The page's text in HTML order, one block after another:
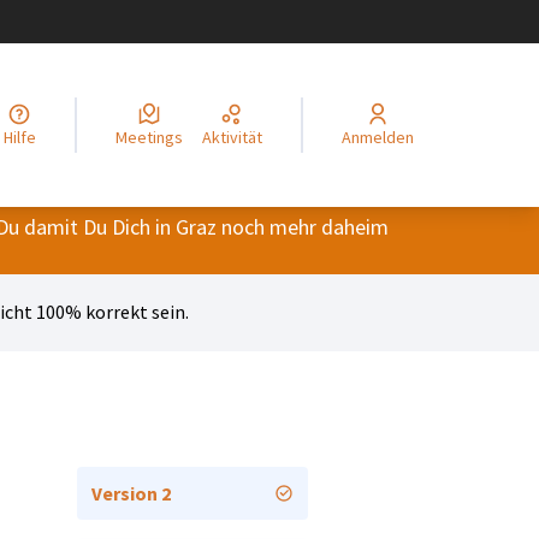
el idioma Choisir la langueAlege limba Izberi jezikOdaberite jezik
Hilfe Meetings Aktivität Anmelden
damit Du Dich in Graz noch mehr daheim
100% korrekt sein.
Version 2